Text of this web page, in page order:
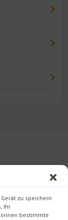
zu speichern
Ihr
bestimmte